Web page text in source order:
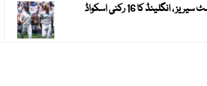
پاکستان کیخلاف ٹیسٹ سیریز ، انگلینڈ کا 16 رکنی اسکواڈ